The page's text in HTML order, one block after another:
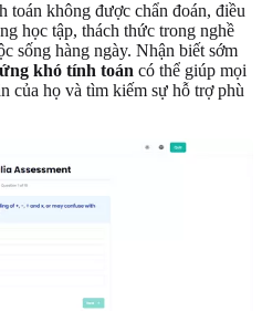
không được chẩn đoán, điều
học tập, thách thức trong nghề
sống hàng ngày. Nhận biết sớm
khó tính toán có thể giúp mọi
của họ và tìm kiếm sự hỗ trợ phù